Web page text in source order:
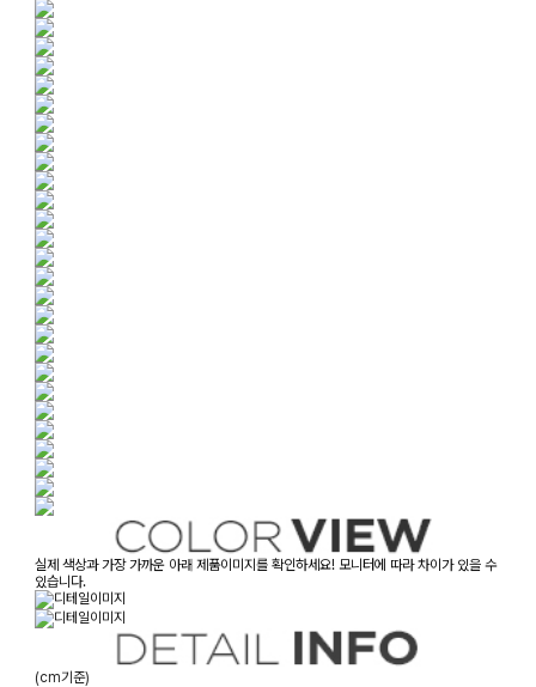
실제 색상과 가장 가까운 아래 제품이미지를 확인하세요! 모니터에 따라 차이가 있을 수
있습니다.
(cm기준)